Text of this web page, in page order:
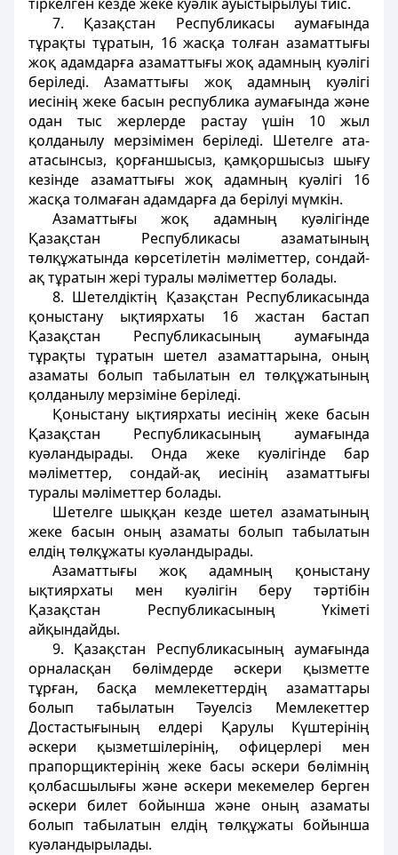
7. Қазақстан Республикасы аумағында
тұрақты тұратын, 16 жасқа толған азаматтығы
жоқ адамдарға азаматтығы жоқ адамның куәлігі
беріледі. Азаматтығы жоқ адамның куәлігі
иесінің жеке басын республика аумағында және
одан тыс жерлерде растау үшін 10 жыл
қолданылу мерзімімен беріледі. Шетелге ата-
атасынсыз, қорғаншысыз, қамқоршысыз шығу
кезінде азаматтығы жоқ адамның куәлігі 16
жасқа толмаған адамдарға да берілуі мүмкін.
Азаматтығы жоқ адамның куәлігінде
Қазақстан Республикасы азаматының
төлқұжатында көрсетілетін мәліметтер, сондай-
ақ тұратын жері туралы мәліметтер болады.
8. Шетелдіктің Қазақстан Республикасында
қоныстану ықтиярхаты 16 жастан бастап
Қазақстан Республикасының аумағында
тұрақты тұратын шетел азаматтарына, оның
азаматы болып табылатын ел төлқұжатының
қолданылу мерзіміне беріледі.
Қоныстану ықтиярхаты иесінің жеке басын
Қазақстан Республикасының аумағында
куәландырады. Онда жеке куәлігінде бар
мәліметтер, сондай-ақ иесінің азаматтығы
туралы мәліметтер болады.
Шетелге шыққан кезде шетел азаматының
жеке басын оның азаматы болып табылатын
елдің төлқұжаты куәландырады.
Азаматтығы жоқ адамның қоныстану
ықтиярхаты мен куәлігін беру тәртібін
Қазақстан Республикасының Үкіметі
айқындайды.
9. Қазақстан Республикасының аумағында
орналасқан бөлімдерде әскери қызметте
тұрған, басқа мемлекеттердің азаматтары
болып табылатын Тәуелсіз Мемлекеттер
Достастығының елдері Қарулы Күштерінің
әскери қызметшілерінің, офицерлері мен
прапорщиктерінің жеке басы әскери бөлімнің
қолбасшылығы және әскери мекемелер берген
әскери билет бойынша және оның азаматы
болып табылатын елдің төлқұжаты бойынша
куәландырылады.